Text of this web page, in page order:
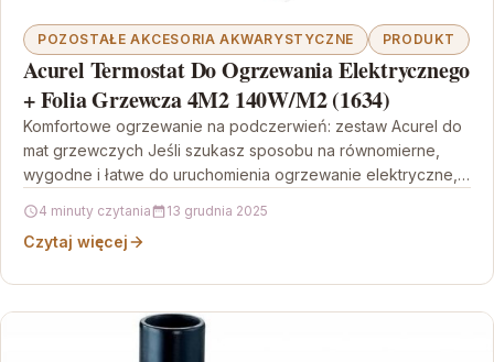
POZOSTAŁE AKCESORIA AKWARYSTYCZNE PRODUKT
Acurel Termostat Do Ogrzewania Elektrycznego
+ Folia Grzewcza 4M2 140W/M2 (1634)
Komfortowe ogrzewanie na podczerwień: zestaw Acurel do
mat grzewczych Jeśli szukasz sposobu na równomierne,
wygodne i łatwe do uruchomienia ogrzewanie elektryczne,
4 minuty czytania 13 grudnia 2025
Czytaj więcej